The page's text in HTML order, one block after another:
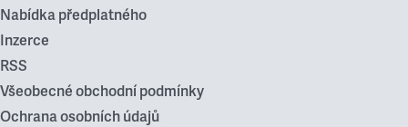
Nabídka předplatného
Inzerce
RSS
Všeobecné obchodní podmínky
Ochrana osobních údajů